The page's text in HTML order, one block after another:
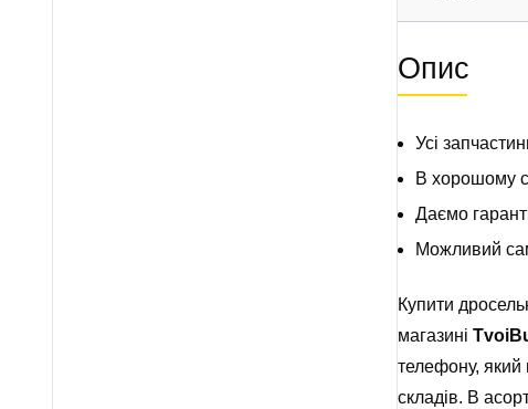
Опис
Усі
В хорошому
Даємо
Можливий
Купити
магазині
телефону, який
складів. В